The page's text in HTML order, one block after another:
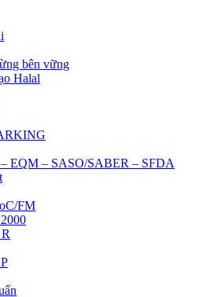
bên vững
Halal
EQM – SASO/SABER – SFDA
FM